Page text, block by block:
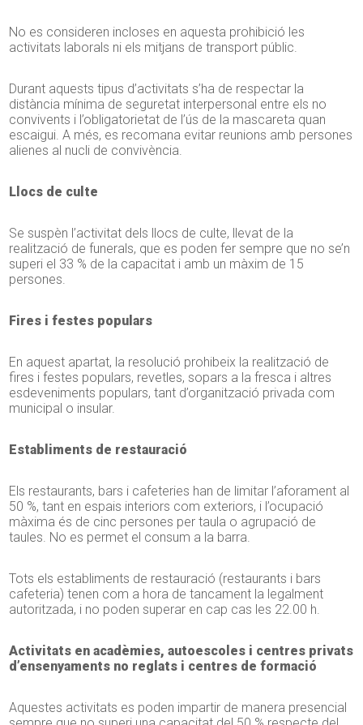
No es consideren incloses en aquesta prohibició les
activitats laborals ni els mitjans de transport públic.
Durant aquests tipus d’activitats s’ha de respectar la
distància mínima de seguretat interpersonal entre els no
convivents i l’obligatorietat de l’ús de la mascareta quan
escaigui. A més, es recomana evitar reunions amb persones
alienes al nucli de convivència.
Llocs de culte
Se suspèn l’activitat dels llocs de culte, llevat de la
realització de funerals, que es poden fer sempre que no se’n
superi el 33 % de la capacitat i amb un màxim de 15
persones.
Fires i festes populars
En aquest apartat, la resolució prohibeix la realització de
fires i festes populars, revetles, sopars a la fresca i altres
esdeveniments populars, tant d’organització privada com
municipal o insular.
Establiments de restauració
Els restaurants, bars i cafeteries han de limitar l’aforament al
50 %, tant en espais interiors com exteriors, i l’ocupació
màxima és de cinc persones per taula o agrupació de
taules. No es permet el consum a la barra.
Tots els establiments de restauració (restaurants i bars
cafeteria) tenen com a hora de tancament la legalment
autoritzada, i no poden superar en cap cas les 22.00 h.
Activitats en acadèmies, autoescoles i centres privats
d’ensenyaments no reglats i centres de formació
Aquestes activitats es poden impartir de manera presencial